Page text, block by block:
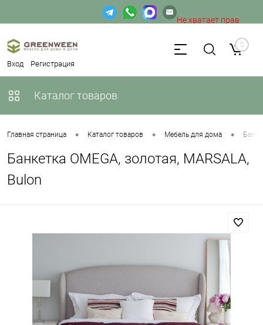
Вход Регистрация
Не хватает прав
доступа к веб-форме. 0
Каталог товаров
Главная страница • Каталог товаров • Мебель для дома •
Банкетка OMEGA, золотая, MARSALA,
Bulon